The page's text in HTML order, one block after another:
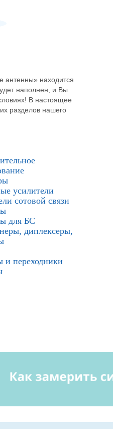
антенны» находится
наполнен, и Вы
В настоящее
разделов нашего
усилители
сотовой связи
для БС
диплексеры,
и переходники